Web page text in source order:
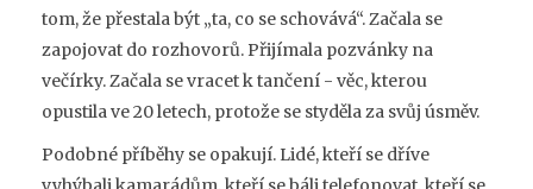
tom, že přestala být „ta, co se schovává“. Začala se
zapojovat do rozhovorů. Přijímala pozvánky na
večírky. Začala se vracet k tančení - věc, kterou
opustila ve 20 letech, protože se styděla za svůj úsměv.
Podobné příběhy se opakují. Lidé, kteří se dříve